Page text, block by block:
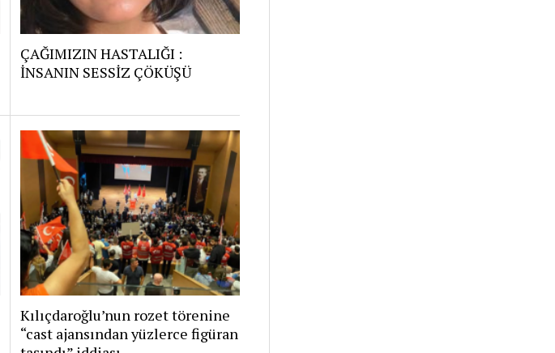
ÇAĞIMIZIN HASTALIĞI :
İNSANIN SESSİZ ÇÖKÜŞÜ
Kılıçdaroğlu’nun rozet törenine
“cast ajansından yüzlerce figüran